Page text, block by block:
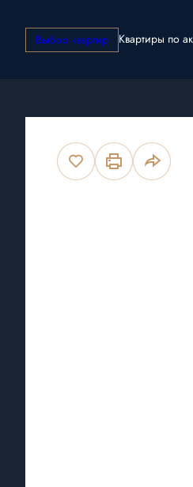
Выбор квартир Квартиры по
Студия31.14 м 2 6